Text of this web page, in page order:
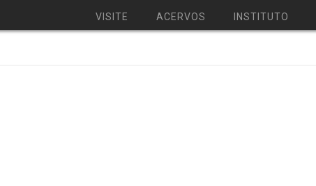
VISITE ACERVOS INSTITUTO